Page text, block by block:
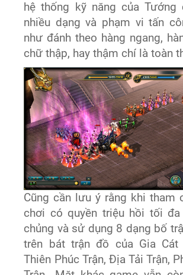
hệ thống kỹ năng của Tướng
nhiều dạng và phạm vi tấn
như đánh theo hàng ngang,
chữ thập, hay thậm chí là toàn
Cũng cần lưu ý rằng khi tham
chơi có quyền triệu hồi tối
chủng và sử dụng 8 dạng bố
trên bát trận đồ của Gia Cát
Thiên Phúc Trận, Địa Tải Trận,